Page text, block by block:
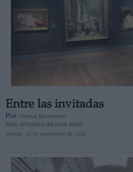
Entre las invitadas
Por Concha Mayordomo
Más artículos de este autor
martes, 24 de noviembre de 2020